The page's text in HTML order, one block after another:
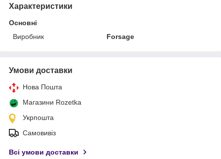
Характеристики
Основні
Виробник
Forsage
Умови доставки
Нова Пошта
Магазини Rozetka
Укрпошта
Самовивіз
Всі умови доставки